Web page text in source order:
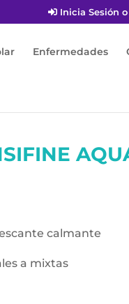
Inicia Sesión o
Enfermedades
calmante
a mixtas